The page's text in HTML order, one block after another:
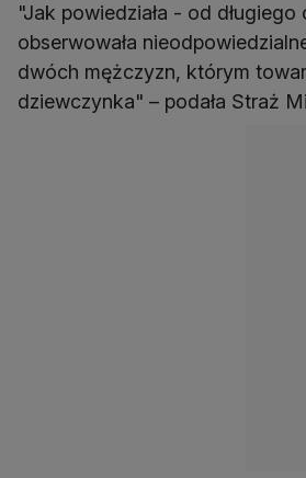
"Jak powiedziała - od długiego
obserwowała
dwóch mężczyzn, którym
dziewczynka" – podała Straż